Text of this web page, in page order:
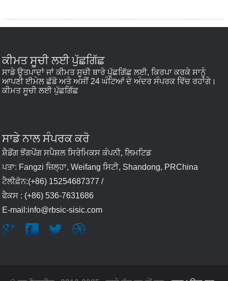
ਕੀਮਤ ਸੂਚੀ ਲਈ ਪੁੱਛਗਿੱਛ
ਸਾਡੇ ਉਤਪਾਦਾਂ ਜਾਂ ਕੀਮਤ ਸੂਚੀ ਬਾਰੇ ਪੁੱਛਗਿੱਛ ਲਈ, ਕਿਰਪਾ ਕਰਕੇ ਸਾਨੂੰ
ਆਪਣੀ ਈਮੇਲ ਛੱਡੋ ਅਤੇ ਅਸੀਂ 24 ਘੰਟਿਆਂ ਦੇ ਅੰਦਰ ਸੰਪਰਕ ਵਿੱਚ ਰਹਾਂਗੇ।
ਕੀਮਤ ਸੂਚੀ ਲਈ ਪੁੱਛਗਿੱਛ
ਸਾਡੇ ਨਾਲ ਸੰਪਰਕ ਕਰੋ
ਸ਼ੈਡੋਂਗ ਝੋਂਗਪੇਂਗ ਸਪੈਸ਼ਲ ਸਿਰੇਮਿਕਸ ਕੰਪਨੀ, ਲਿਮਟਿਡ
ਪਤਾ: Fangzi ਜ਼ਿਲ੍ਹਾ, Weifang ਸਿਟੀ, Shandong, PRChina
ਟੈਲੀਫ਼ੋਨ:(+86) 15254687377 /
ਫੈਕਸ : (+86) 536-7631686
E-mail:info@rbsic-sisic.com